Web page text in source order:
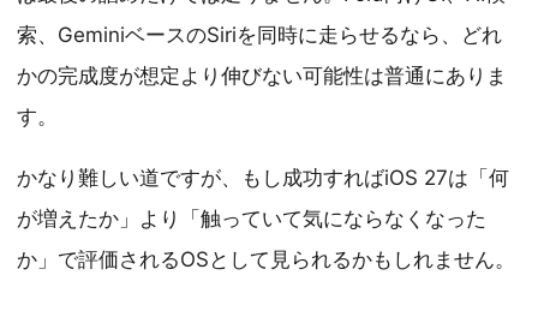
索、GeminiベースのSiriを同時に走らせるなら、どれ
かの完成度が想定より伸びない可能性は普通にありま
す。
かなり難しい道ですが、もし成功すればiOS 27は「何
が増えたか」より「触っていて気にならなくなった
か」で評価されるOSとして見られるかもしれません。